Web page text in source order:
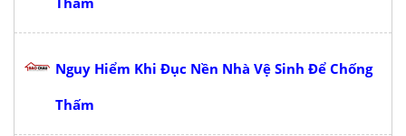
Nguy Hiểm Khi Đục Nền Nhà Vệ Sinh Để Chống
Thấm